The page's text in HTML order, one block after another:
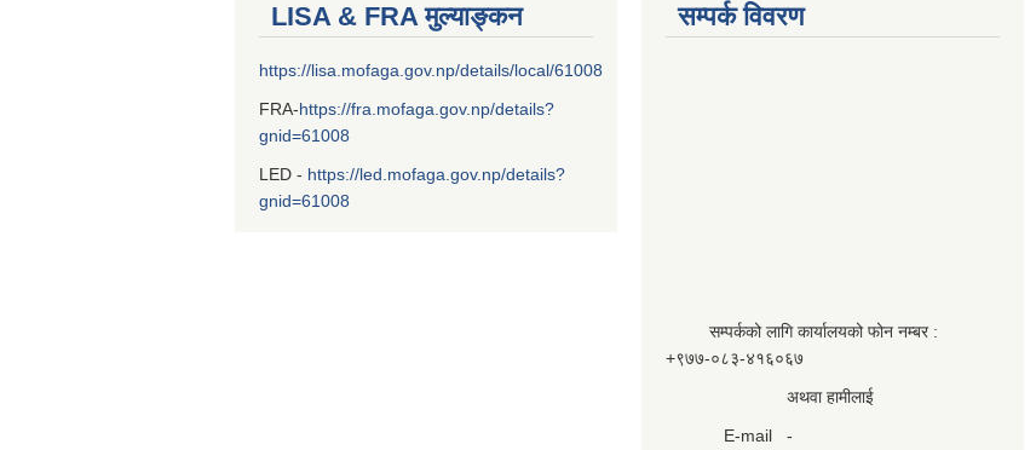
LISA & FRA मुल्याङ्कन
https://lisa.mofaga.gov.np/details/local/61008
FRA-https://fra.mofaga.gov.np/details?
gnid=61008
LED - https://led.mofaga.gov.np/details?
gnid=61008
सम्पर्क विवरण
सम्पर्कको लागि कार्यालयको फोन नम्बर :
+९७७-०८३‍-४१६०६७
अथवा हामीलाई
E-mail -